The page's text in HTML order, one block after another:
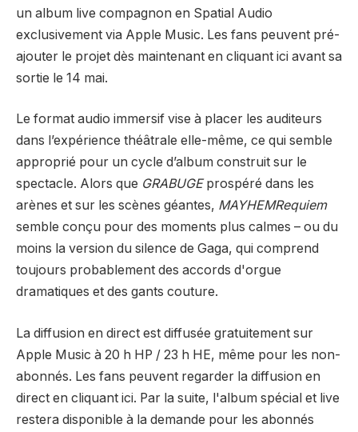
un album live compagnon en Spatial Audio
exclusivement via Apple Music. Les fans peuvent pré-
ajouter le projet dès maintenant en cliquant ici avant sa
sortie le 14 mai.
Le format audio immersif vise à placer les auditeurs
dans l’expérience théâtrale elle-même, ce qui semble
approprié pour un cycle d’album construit sur le
spectacle. Alors que GRABUGEprospéré dans les
arènes et sur les scènes géantes, MAYHEMRequiem
semble conçu pour des moments plus calmes – ou du
moins la version du silence de Gaga, qui comprend
toujours probablement des accords d'orgue
dramatiques et des gants couture.
La diffusion en direct est diffusée gratuitement sur
Apple Music à 20 h HP / 23 h HE, même pour les non-
abonnés. Les fans peuvent regarder la diffusion en
direct en cliquant ici. Par la suite, l'album spécial et live
restera disponible à la demande pour les abonnés